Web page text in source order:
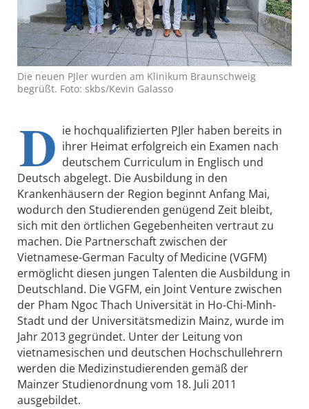
Die neuen PJler wurden am Klinikum Braunschweig
begrüßt. Foto: skbs/Kevin Galasso
D ie hochqualifizierten PJler haben bereits in
ihrer Heimat erfolgreich ein Examen nach
deutschem Curriculum in Englisch und
Deutsch abgelegt. Die Ausbildung in den
Krankenhäusern der Region beginnt Anfang Mai,
wodurch den Studierenden genügend Zeit bleibt,
sich mit den örtlichen Gegebenheiten vertraut zu
machen. Die Partnerschaft zwischen der
Vietnamese-German Faculty of Medicine (VGFM)
ermöglicht diesen jungen Talenten die Ausbildung in
Deutschland. Die VGFM, ein Joint Venture zwischen
der Pham Ngoc Thach Universität in Ho-Chi-Minh-
Stadt und der Universitätsmedizin Mainz, wurde im
Jahr 2013 gegründet. Unter der Leitung von
vietnamesischen und deutschen Hochschullehrern
werden die Medizinstudierenden gemäß der
Mainzer Studienordnung vom 18. Juli 2011
ausgebildet.